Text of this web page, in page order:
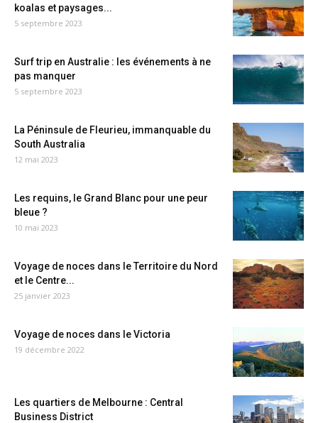
koalas et paysages...
5 septembre 2023
Surf trip en Australie : les événements à ne
pas manquer
5 septembre 2023
La Péninsule de Fleurieu, immanquable du
South Australia
12 mai 2023
Les requins, le Grand Blanc pour une peur
bleue ?
10 mai 2023
Voyage de noces dans le Territoire du Nord
et le Centre...
25 janvier 2023
Voyage de noces dans le Victoria
19 décembre 2022
Les quartiers de Melbourne : Central
Business District